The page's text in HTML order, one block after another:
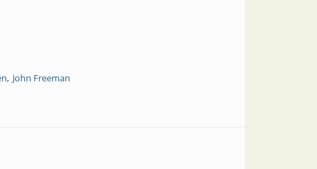
John Freeman